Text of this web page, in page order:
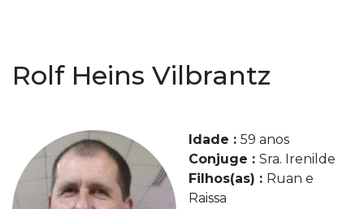
Rolf Heins Vilbrantz
Idade : 59 anos
Conjuge : Sra. Irenilde
Filhos(as) : Ruan e
Raissa